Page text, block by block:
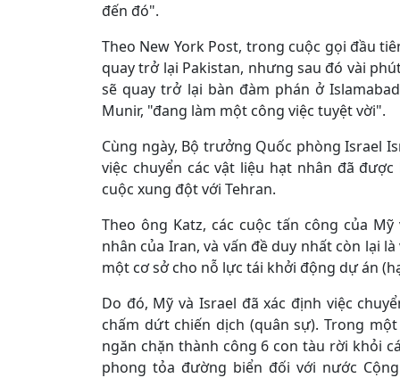
đến đó".
Theo New York Post, trong cuộc gọi đầu
quay trở lại Pakistan, nhưng sau đó vài
sẽ quay trở lại bàn đàm phán ở
Munir, "đang làm một công việc tuyệt vời".
Cùng ngày, Bộ trưởng Quốc phòng Israel
việc chuyển các vật liệu hạt nhân đã
cuộc xung đột với Tehran.
Theo ông Katz, các cuộc tấn công của
nhân của Iran, và vấn đề duy nhất còn lại
một cơ sở cho nỗ lực tái khởi động dự án
Do đó, Mỹ và Israel đã xác định việc
chấm dứt chiến dịch (quân sự). Trong
ngăn chặn thành công 6 con tàu rời khỏi
phong tỏa đường biển đối với nước